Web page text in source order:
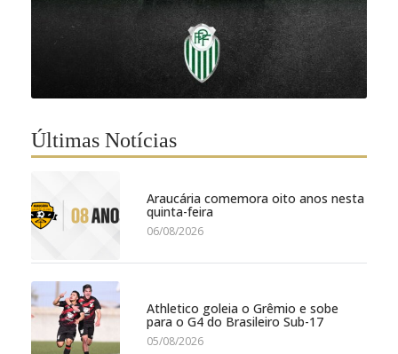
Últimas Notícias
Araucária comemora oito anos nesta
quinta-feira
06/08/2026
Athletico goleia o Grêmio e sobe
para o G4 do Brasileiro Sub-17
05/08/2026